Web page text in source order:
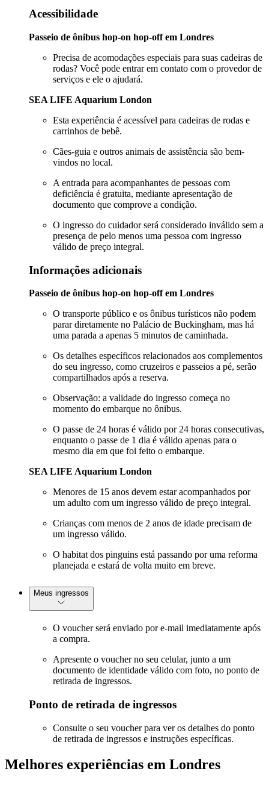
Acessibilidade
Passeio de ônibus hop-on hop-off em Londres
Precisa de acomodações especiais para suas cadeiras de
rodas? Você pode entrar em contato com o provedor de
serviços e ele o ajudará.
SEA LIFE Aquarium London
Esta experiência é acessível para cadeiras de rodas e
carrinhos de bebê.
Cães-guia e outros animais de assistência são bem-
vindos no local.
A entrada para acompanhantes de pessoas com
deficiência é gratuita, mediante apresentação de
documento que comprove a condição.
O ingresso do cuidador será considerado inválido sem a
presença de pelo menos uma pessoa com ingresso
válido de preço integral.
Informações adicionais
Passeio de ônibus hop-on hop-off em Londres
O transporte público e os ônibus turísticos não podem
parar diretamente no Palácio de Buckingham, mas há
uma parada a apenas 5 minutos de caminhada.
Os detalhes específicos relacionados aos complementos
do seu ingresso, como cruzeiros e passeios a pé, serão
compartilhados após a reserva.
Observação: a validade do ingresso começa no
momento do embarque no ônibus.
O passe de 24 horas é válido por 24 horas consecutivas,
enquanto o passe de 1 dia é válido apenas para o
mesmo dia em que foi feito o embarque.
SEA LIFE Aquarium London
Menores de 15 anos devem estar acompanhados por
um adulto com um ingresso válido de preço integral.
Crianças com menos de 2 anos de idade precisam de
um ingresso válido.
O habitat dos pinguins está passando por uma reforma
planejada e estará de volta muito em breve.
Meus ingressos
O voucher será enviado por e-mail imediatamente após
a compra.
Apresente o voucher no seu celular, junto a um
documento de identidade válido com foto, no ponto de
retirada de ingressos.
Ponto de retirada de ingressos
Consulte o seu voucher para ver os detalhes do ponto
de retirada de ingressos e instruções específicas.
Melhores experiências em Londres